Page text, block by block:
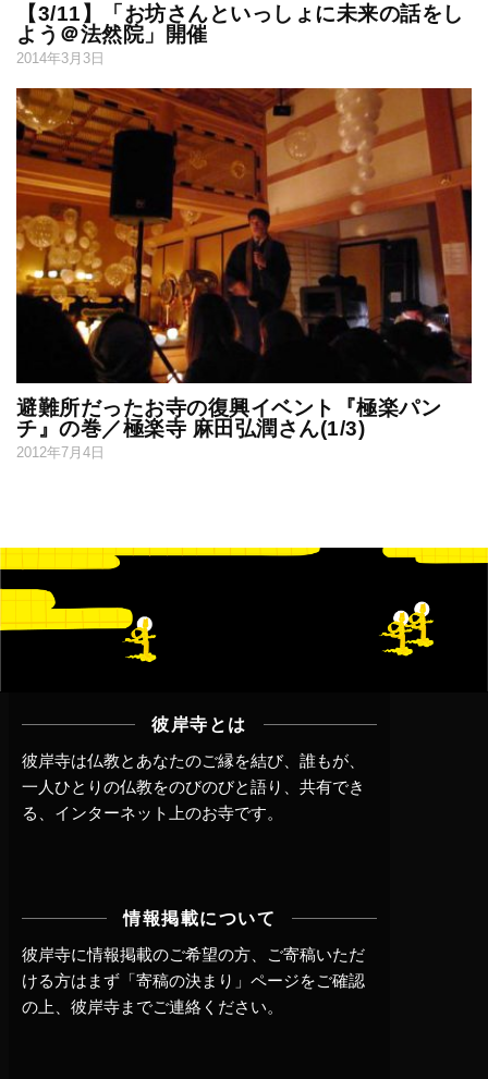
【3/11】「お坊さんといっしょに未来の話をし
よう＠法然院」開催
2014年3月3日
避難所だったお寺の復興イベント『極楽パン
チ』の巻／極楽寺 麻田弘潤さん(1/3)
2012年7月4日
彼岸寺とは
彼岸寺は仏教とあなたのご縁を結び、誰もが、
一人ひとりの仏教をのびのびと語り、共有でき
る、インターネット上のお寺です。
情報掲載について
彼岸寺に情報掲載のご希望の方、ご寄稿いただ
ける方はまず 「寄稿の決まり」ページをご確認
の上、 彼岸寺までご連絡 ください。